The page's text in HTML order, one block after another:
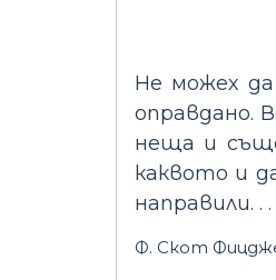
Не можех
оправдано.
неща и
каквото и
направили. . .
Ф. Скот